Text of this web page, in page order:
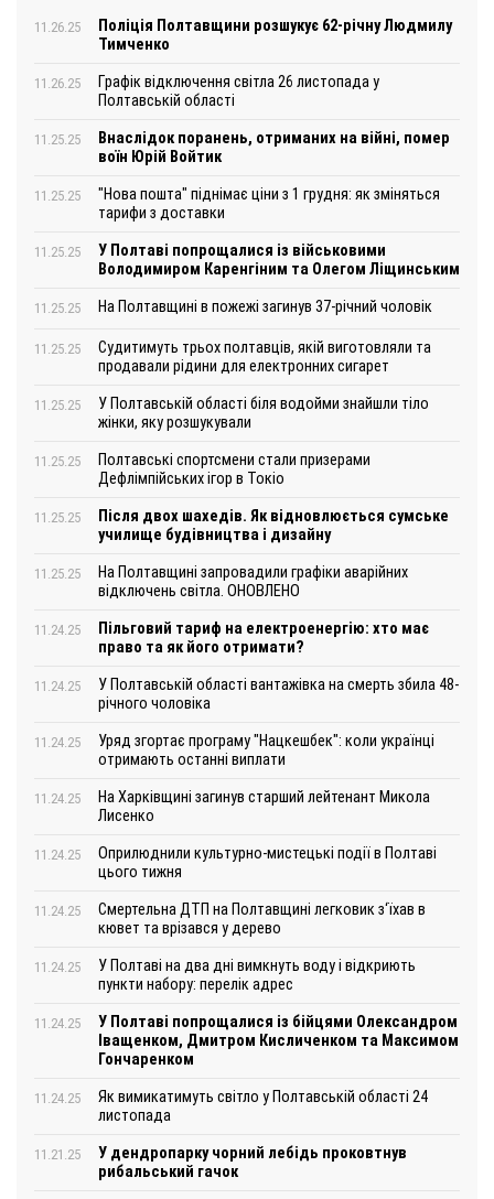
11.26.25
Поліція Полтавщини розшукує 62-річну Людмилу
Тимченко
11.26.25
Графік відключення світла 26 листопада у
Полтавській області
11.25.25
Внаслідок поранень, отриманих на війні, помер
воїн Юрій Войтик
11.25.25
"Нова пошта" піднімає ціни з 1 грудня: як зміняться
тарифи з доставки
11.25.25
У Полтаві попрощалися із військовими
Володимиром Каренгіним та Олегом Ліщинським
11.25.25 На Полтавщині в пожежі загинув 37-річний чоловік
11.25.25
Судитимуть трьох полтавців, якій виготовляли та
продавали рідини для електронних сигарет
11.25.25
У Полтавській області біля водойми знайшли тіло
жінки, яку розшукували
11.25.25
Полтавські спортсмени стали призерами
Дефлімпійських ігор в Токіо
11.25.25
Після двох шахедів. Як відновлюється сумське
училище будівництва і дизайну
11.25.25
На Полтавщині запровадили графіки аварійних
відключень світла. ОНОВЛЕНО
11.24.25
Пільговий тариф на електроенергію: хто має
право та як його отримати?
11.24.25
У Полтавській області вантажівка на смерть збила 48-
річного чоловіка
11.24.25
Уряд згортає програму "Нацкешбек": коли українці
отримають останні виплати
11.24.25
На Харківщині загинув старший лейтенант Микола
Лисенко
11.24.25
Оприлюднили культурно-мистецькі події в Полтаві
цього тижня
11.24.25
Смертельна ДТП на Полтавщині легковик з‘їхав в
кювет та врізався у дерево
11.24.25
У Полтаві на два дні вимкнуть воду і відкриють
пункти набору: перелік адрес
11.24.25
У Полтаві попрощалися із бійцями Олександром
Іващенком, Дмитром Кисличенком та Максимом
Гончаренком
11.24.25
Як вимикатимуть світло у Полтавській області 24
листопада
11.21.25
У дендропарку чорний лебідь проковтнув
рибальський гачок